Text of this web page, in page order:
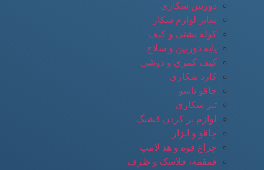
دوربین شکاری
سایر لوازم شکار
کوله پشتی و کیف
پایه دوربین و سلاح
کیف کمری و دوشی
کارد شکاری
چاقو تاشو
تبر شکاری
لوازم پر کردن فشنگ
چاقو و ابزار
چراغ قوه و هد لامپ
قمقمه، فلاسک و ظرف